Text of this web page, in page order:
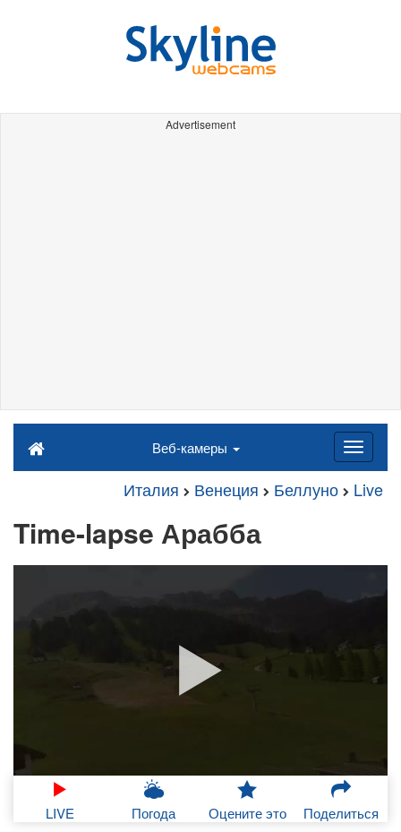
Advertisement
Веб-камеры
Италия Венеция Беллуно Live
Time-lapse Арабба
LIVE Погода Оцените это Поделиться